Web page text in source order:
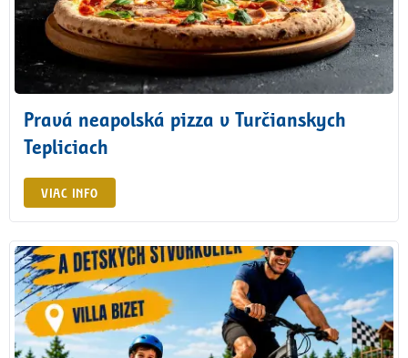
Pravá neapolská pizza v Turčianskych
Tepliciach
VIAC INFO